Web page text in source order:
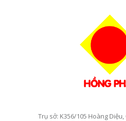
Trụ sở: K356/105 Hoàng Diệu,